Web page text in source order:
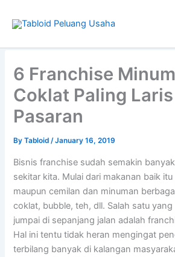
6 Franchise
Coklat Paling Laris
Pasaran
ByTabloid/January 16, 2019
Bisnis franchise sudah semakin
sekitar kita. Mulai dari makanan baik
maupun cemilan dan minuman
coklat, bubble, teh, dll. Salah satu
jumpai di sepanjang jalan adalah
Hal ini tentu tidak heran mengingat
terbilang banyak di kalangan
your
email…